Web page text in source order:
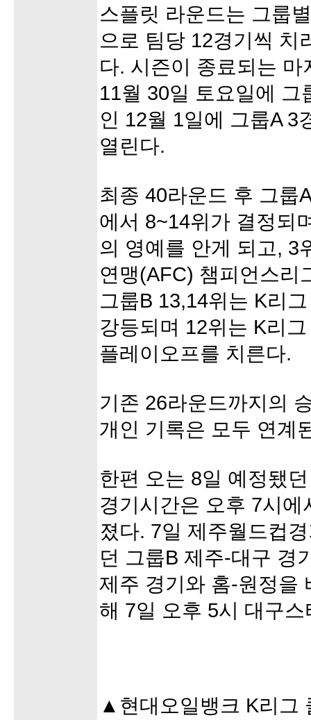
스플릿 라운드는 그룹
으로 팀당 12경기씩 치
다. 시즌이 종료되는
11월 30일 토요일에 그
인 12월 1일에 그룹A 3
열린다.
최종 40라운드 후 그룹
에서 8~14위가 결정되
의 영예를 안게 되고, 3
연맹(AFC) 챔피언스리
그룹B 13,14위는 K리
강등되며 12위는 K리
플레이오프를 치른다.
기존 26라운드까지의
개인 기록은 모두 연계
한편 오는 8일 예정됐
경기시간은 오후 7시
졌다. 7일 제주월드컵
던 그룹B 제주-대구 경
제주 경기와 홈-원정을
해 7일 오후 5시 대구
▲현대오일뱅크 K리그